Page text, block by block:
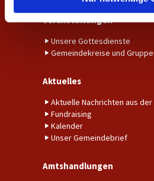
Veranstaltungen
Unsere Gottesdienste
Gemeindekreise und
Aktuelles
Aktuelle Nachrichten aus
Fundraising
Kalender
Unser Gemeindebrief
Amtshandlungen